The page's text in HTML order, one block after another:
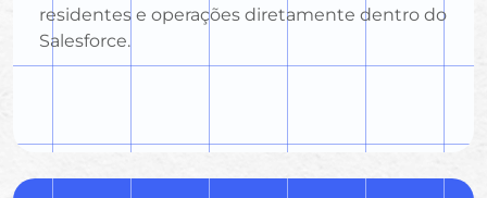
residentes e operações diretamente dentro do
Salesforce.